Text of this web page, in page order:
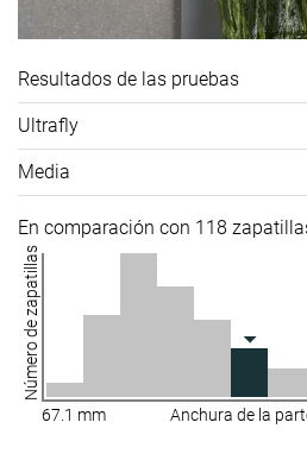
Resultados de las pruebas
Ultrafly
Media
En comparación con 118
Número de zapatillas
67.1 mm Anchura de la